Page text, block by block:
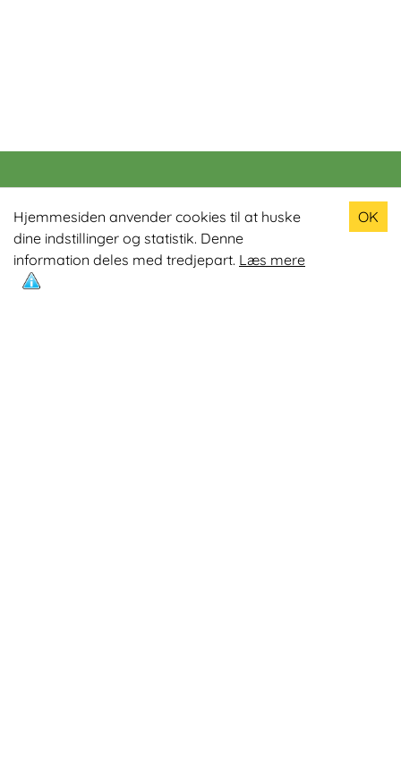
Hjemmesiden anvender cookies til at huske
dine indstillinger og statistik. Denne
information deles med tredjepart. Læs mere
OK
Populære produkter
Odin R900 Romaskine
Odin S900 Spinningcykel